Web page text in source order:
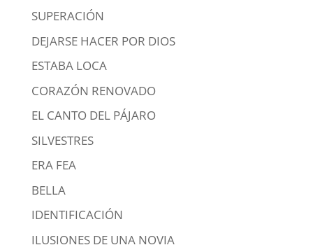
SUPERACIÓN
DEJARSE HACER POR DIOS
ESTABA LOCA
CORAZÓN RENOVADO
EL CANTO DEL PÁJARO
SILVESTRES
ERA FEA
BELLA
IDENTIFICACIÓN
ILUSIONES DE UNA NOVIA